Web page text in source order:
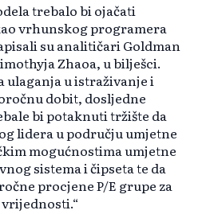
trebalo bi ojačati
vrhunskog programera
su analitičari Goldman
Zhaoa, u bilješci.
ulaganja u istraživanje i
dobit, dosljedne
bi potaknuti tržište da
lidera u području umjetne
mogućnostima umjetne
sistema i čipseta te da
procjene P/E grupe za